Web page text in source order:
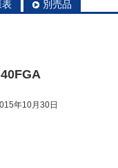
別売品
年10月30日